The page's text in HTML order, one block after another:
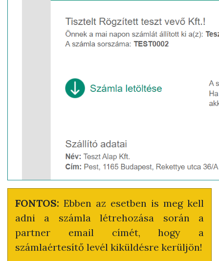
FONTOS: Ebben az esetben is meg kell
adni a számla létrehozása során a
partner email címét, hogy a
számlaértesítő levél kiküldésre kerüljön!